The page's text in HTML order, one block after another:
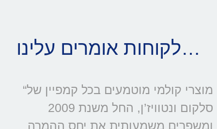
לקוחות אומרים עלינו…
“מוצרי קולמי מוטמעים בכל קמפיין של
סלקום ונטוויז’ן, החל משנת 2009
ומשפרים משמעותית את יחס ההמרה